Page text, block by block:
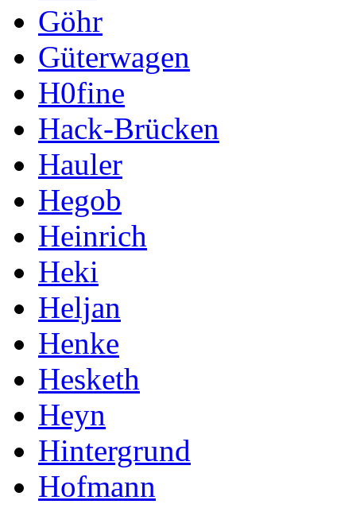
Göhr
Güterwagen
H0fine
Hack-Brücken
Hauler
Hegob
Heinrich
Heki
Heljan
Henke
Hesketh
Heyn
Hintergrund
Hofmann